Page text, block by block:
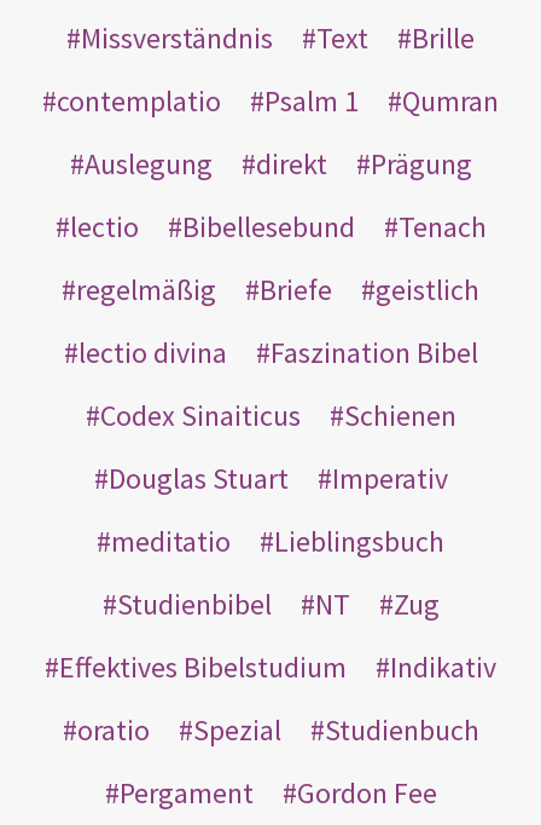
Missverständnis
Text
Brille
contemplatio
Psalm 1
Qumran
Auslegung
direkt
Prägung
lectio
Bibellesebund
Tenach
regelmäßig
Briefe
geistlich
lectio divina
Faszination Bibel
Codex Sinaiticus
Schienen
Douglas Stuart
Imperativ
meditatio
Lieblingsbuch
Studienbibel
NT
Zug
Effektives Bibelstudium
Indikativ
oratio
Spezial
Studienbuch
Pergament
Gordon Fee